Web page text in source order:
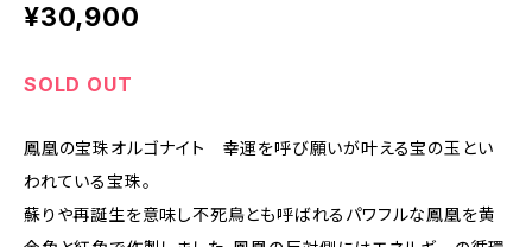
¥30,900
SOLD OUT
鳳凰の宝珠オルゴナイト 幸運を呼び願いが叶える宝の玉とい
われている宝珠。
蘇りや再誕生を意味し不死鳥とも呼ばれるパワフルな鳳凰を黄